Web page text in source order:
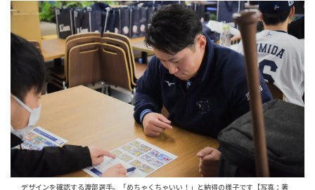
デザインを確認する渡部選手。「めちゃくちゃいい！」と納得の様子です【写真：著